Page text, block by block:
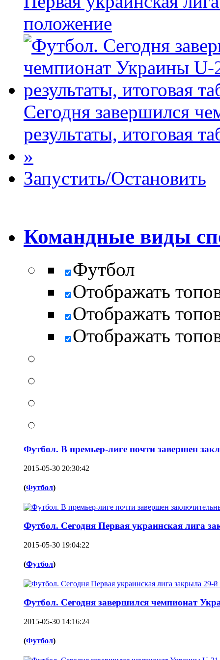
положение
Сегодня завершился
результаты, итоговая
»
Запустить/Остановить
Командные виды
Футбол
Отображать
Отображать
Отображать
Футбол. В премьер-лиге почти завершен
2015-05-30 20:30:42
(Футбол)
Футбол. Сегодня Первая украинская лига
2015-05-30 19:04:22
(Футбол)
Футбол. Сегодня завершился чемпионат
2015-05-30 14:16:24
(Футбол)